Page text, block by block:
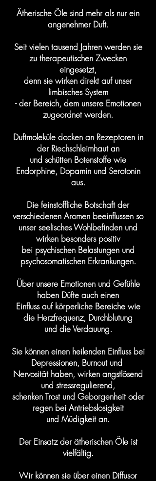
Ätherische Öle sind mehr als nur ein
angenehmer Duft.
Seit vielen tausend Jahren werden sie
zu therapeutischen Zwecken
eingesetzt,
denn sie wirken direkt auf unser
limbisches System
- der Bereich, dem unsere Emotionen
zugeordnet werden.
Duftmoleküle docken an Rezeptoren in
der Riechschleimhaut an
und schütten Botenstoffe wie
Endorphine, Dopamin und Serotonin
aus.
Die feinstoffliche Botschaft der
verschiedenen Aromen beeinflussen so
unser seelisches Wohlbefinden und
wirken besonders positiv
bei psychischen Belastungen und
psychosomatischen Erkrankungen.
Über unsere Emotionen und Gefühle
haben Düfte auch einen
Einfluss auf körperliche Bereiche wie
die Herzfrequenz, Durchblutung
und die Verdauung.
Sie können einen heilenden Einfluss bei
Depressionen, Burnout und
Nervosität haben, wirken angstlösend
und stressregulierend,
schenken Trost und Geborgenheit oder
regen bei Antriebslosigkeit
und Müdigkeit an.
Der Einsatz der ätherischen Öle ist
vielfältig.
Wir können sie über einen Diffusor